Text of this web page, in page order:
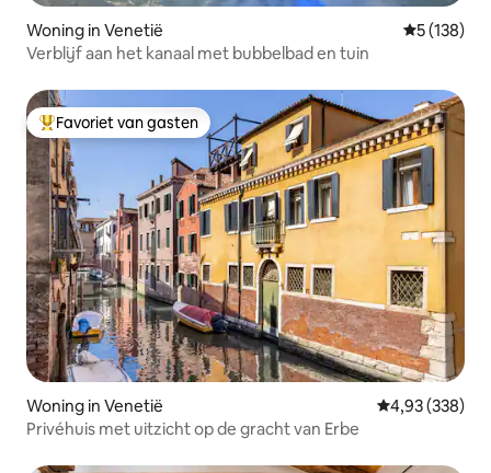
Woning in Venetië
5 (138)
Verblijf aan het kanaal met bubbelbad en tuin
Topfavoriet van gasten
Favoriet van gasten
Woning in Venetië Gemiddelde
4,93 (338)
Privéhuis met uitzicht op de gracht van Erbe